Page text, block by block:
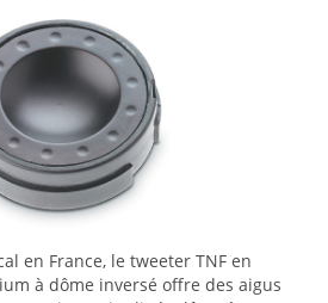
en France, le tweeter TNF en
à dôme inversé offre des aigus